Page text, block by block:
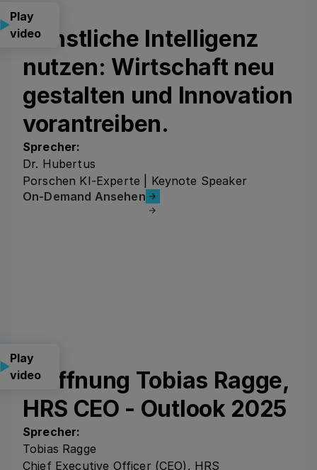
Play
video
Künstliche Intelligenz
nutzen: Wirtschaft neu
gestalten und Innovation
vorantreiben.
Sprecher:
Dr. Hubertus
Porschen KI-Experte | Keynote Speaker
On-Demand Ansehen
On-Demand Ansehen
Play
video
Eröffnung Tobias Ragge,
HRS CEO - Outlook 2025
Sprecher:
Tobias Ragge
Chief Executive Officer (CEO), HRS